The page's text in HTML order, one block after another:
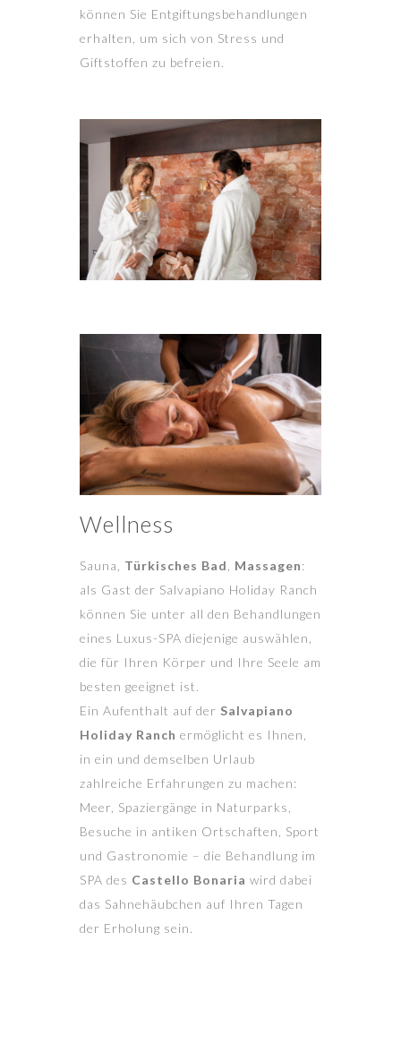
können Sie Entgiftungsbehandlungen
erhalten, um sich von Stress und
Giftstoffen zu befreien.
Wellness
Sauna, Türkisches Bad, Massagen:
als Gast der Salvapiano Holiday Ranch
können Sie unter all den Behandlungen
eines Luxus-SPA diejenige auswählen,
die für Ihren Körper und Ihre Seele am
besten geeignet ist.
Ein Aufenthalt auf der Salvapiano
Holiday Ranch ermöglicht es Ihnen,
in ein und demselben Urlaub
zahlreiche Erfahrungen zu machen:
Meer, Spaziergänge in Naturparks,
Besuche in antiken Ortschaften, Sport
und Gastronomie – die Behandlung im
SPA des Castello Bonaria wird dabei
das Sahnehäubchen auf Ihren Tagen
der Erholung sein.